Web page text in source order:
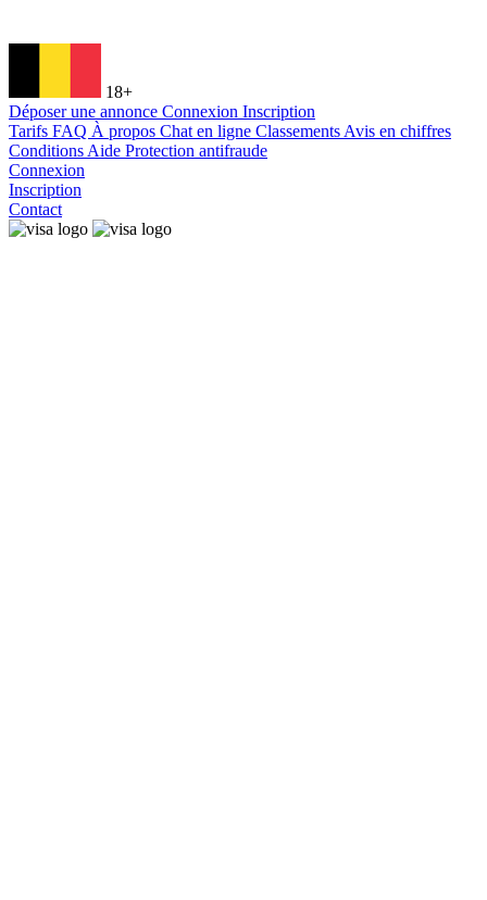
18+
Déposer une annonce Connexion Inscription
Tarifs FAQ À propos Chat en ligne Classements Avis en chiffres
Conditions Aide Protection antifraude
Connexion
Inscription
Contact